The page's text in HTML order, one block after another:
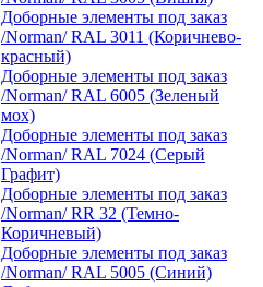
Доборные элементы под заказ
/Norman/ RAL 3011 (Коричнево-
красный)
Доборные элементы под заказ
/Norman/ RAL 6005 (Зеленый
мох)
Доборные элементы под заказ
/Norman/ RAL 7024 (Серый
Графит)
Доборные элементы под заказ
/Norman/ RR 32 (Темно-
Коричневый)
Доборные элементы под заказ
/Norman/ RAL 5005 (Синий)